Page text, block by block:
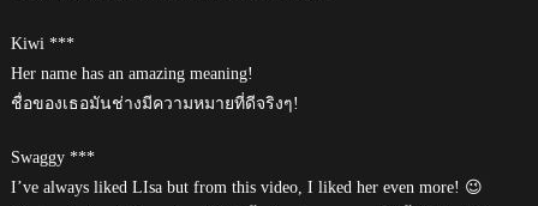
Kiwi ***
Her name has an amazing meaning!
ชื่อของเธอมันช่างมีความหมายที่ดีจริงๆ!
Swaggy ***
I’ve always liked LIsa but from this video, I liked her even more! 😉